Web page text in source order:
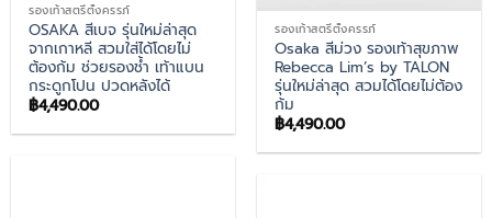
รองเท้าสตรีตั้งครรภ์
OSAKA สีเบจ รุ่นใหม่ล่าสุด
จากเกาหลี สวมใส่ได้โดยไม่
ต้องก้ม ช่วยรองช้ำ เท้าแบน
กระดูกโปน ปวดหลังได้
฿4,490.00
รองเท้าสตรีตั้งครรภ์
Osaka สีม่วง รองเท้าสุขภาพ
Rebecca Lim’s by TALON
รุ่นใหม่ล่าสุด สวมได้โดยไม่ต้อง
ก้ม
฿4,490.00